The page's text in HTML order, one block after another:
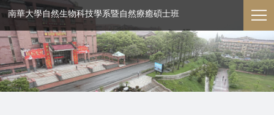
南華大學自然生物科技學系暨自然療癒碩士班